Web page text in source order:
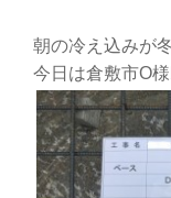
朝の冷え込みが
今日は倉敷市O